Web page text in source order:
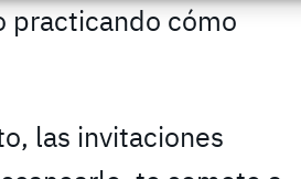
practicando cómo
las invitaciones